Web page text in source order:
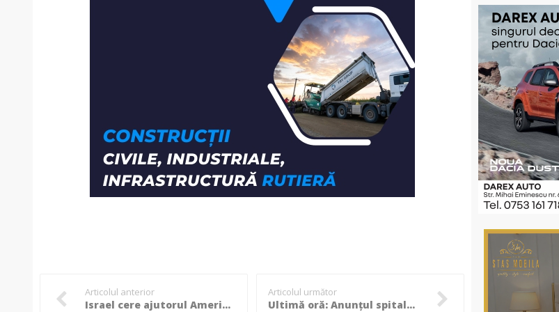
Articolul anterior
Israel cere ajutorul Americii ca să lovească Iranul: “Este singura opțiune pentru a opri bomba nucleară”!
Articolul următor
Ultimă oră: Anunțul spitalului SRI despre starea de sănătate a lui Ion Iliescu!